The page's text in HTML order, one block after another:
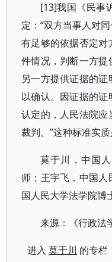
[13]我国《民事
定：“双方当事人对
有足够的依据否定
件情况，判断一方
另一方提供证据的
以确认。因证据的
认定的，人民法院应
裁判。”这种标准实
莫于川，中国
师；王宇飞，中国
国人民大学法学院博
来源：《行政法
进入莫于川 的专